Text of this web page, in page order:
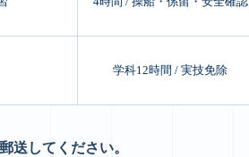
学科12時間 / 実技免除
送してください。